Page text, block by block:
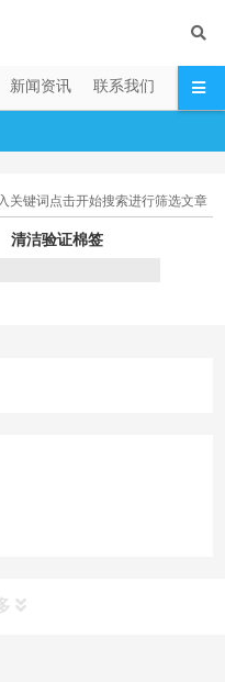
新闻资讯 联系我们
关键词点击开始搜索进行筛选文章
清洁验证棉签